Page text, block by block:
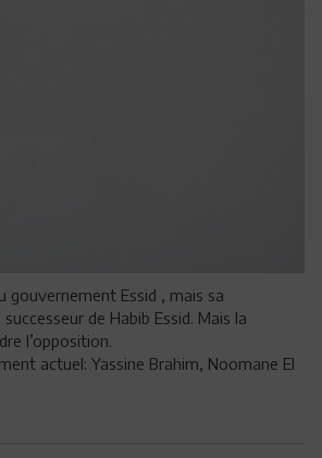
gouvernement Essid , mais sa
de Habib Essid. Mais la
l’opposition.
actuel: Yassine Brahim, Noomane El